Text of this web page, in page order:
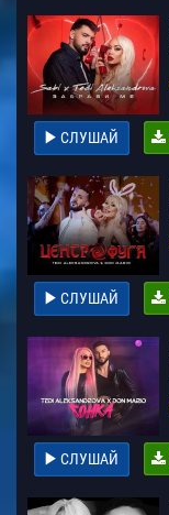
СЛУШАЙ
СЛУШАЙ
СЛУШАЙ